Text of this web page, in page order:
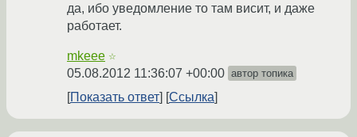
да, ибо уведомление то там висит, и даже
работает.
mkeee ☆
05.08.2012 11:36:07 +00:00 автор топика
Показать ответ Ссылка